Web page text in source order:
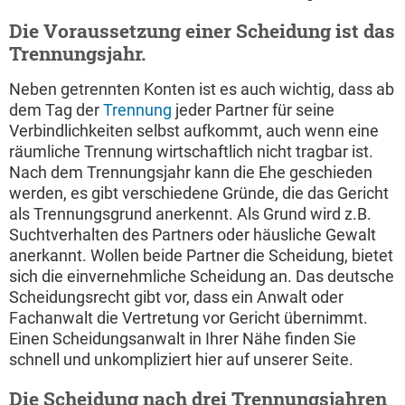
Die Voraussetzung einer Scheidung ist das
Trennungsjahr.
Neben getrennten Konten ist es auch wichtig, dass ab
dem Tag derTrennung jeder Partner für seine
Verbindlichkeiten selbst aufkommt, auch wenn eine
räumliche Trennung wirtschaftlich nicht tragbar ist.
Nach dem Trennungsjahr kann die Ehe geschieden
werden, es gibt verschiedene Gründe, die das Gericht
als Trennungsgrund anerkennt. Als Grund wird z.B.
Suchtverhalten des Partners oder häusliche Gewalt
anerkannt. Wollen beide Partner die Scheidung, bietet
sich die einvernehmliche Scheidung an. Das deutsche
Scheidungsrecht gibt vor, dass ein Anwalt oder
Fachanwalt die Vertretung vor Gericht übernimmt.
Einen Scheidungsanwalt in Ihrer Nähe finden Sie
schnell und unkompliziert hier auf unserer Seite.
Die Scheidung nach drei Trennungsjahren